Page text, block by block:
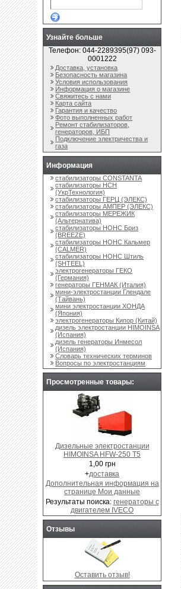
Узнайте больше
Телефон: 044-2289395(97) 093-
0001222
Доставка, установка
Безопасность магазина
Условия использования
Информация о магазине
Свяжитесь с нами
Карта сайта
Гарантия и качество
Фото выполненных работ
Ремонт стабилизаторов,
генераторов, ИБП
Подключение электричества и
газа
Информация
стабилизаторы CONSTANTA
стабилизаторы НСН
(УкрТехнология)
стабилизаторы ГЕРЦ (ЭЛЕКС)
стабилизаторы АМПЕР (ЭЛЕКС)
стабилизаторы МЕРЕЖИК
(Альтернатива)
стабилизаторы НОНС Бриз
(BREEZE)
стабилизаторы НОНС Кальмер
(CALMER)
стабилизаторы НОНС Штиль
(SHTEEL)
электрогенераторы ГЕКО
(Германия)
генераторы ГЕНМАК (Италия)
мини-электростанции Глендале
(Тайвань)
мини электростанции ХОНДА
(Япония)
электрогенераторы Кипор (Китай)
дизель электростанции HIMOINSA
(Испания)
дизель генераторы Инмесол
(Испания)
Словарь технических терминов
Вопросы по электростанциям
Просмотренные товары:
Дизельные электростанции
HIMOINSA HFW-250 T5
1,00 грн
+доставка
Дополнительная информация на
странице Мои данные
Результаты поиска: генераторы с
двигателем IVECO
Отзывы
Оставить отзыв!